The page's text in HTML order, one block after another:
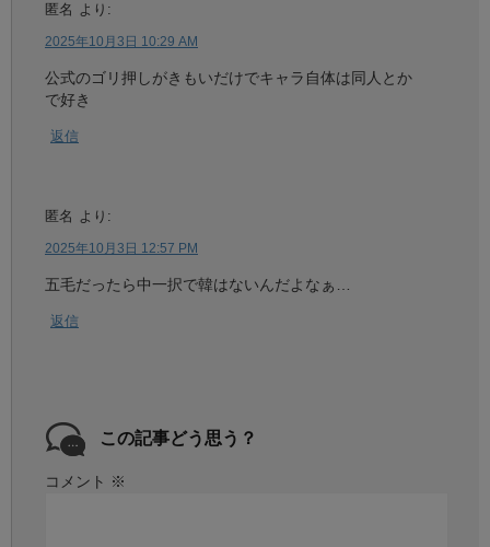
匿名 より:
2025年10月3日 10:29 AM
公式のゴリ押しがきもいだけでキャラ自体は同人とか
で好き
返信
匿名 より:
2025年10月3日 12:57 PM
五毛だったら中一択で韓はないんだよなぁ…
返信
この記事どう思う？
コメント ※